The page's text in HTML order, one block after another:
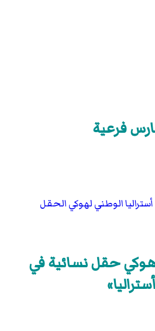
فرعية
الوطني لهوكي الحقل
حقل نسائية في
أستراليا»